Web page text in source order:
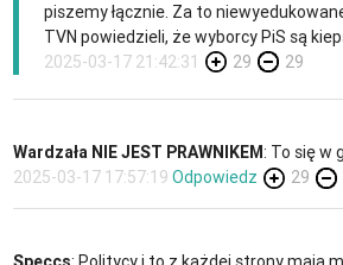
piszemy łącznie. Za to
TVN powiedzieli, że wyborcy PiS są
2025-03-17 21:42:31
29 29
Wardzała NIE JEST PRAWNIKEM: To się w
2025-03-17 17:57:19 Odpowiedz 29